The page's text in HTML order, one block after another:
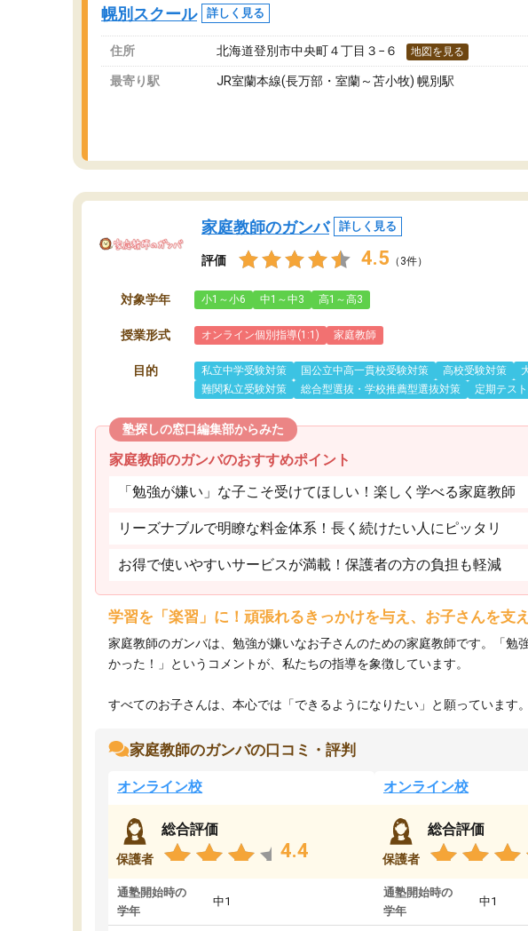
幌別スクール 詳しく見る
住所 北海道登別市中央町４丁目３−６ 地図を見る
最寄り駅 JR室蘭本線(長万部・室蘭～苫小牧) 幌別駅
家庭教師のガンバ 詳しく見る
評価 4.5 （3件）
対象学年 小1～小6 中1～中3 高1～高3
授業形式 オンライン個別指導(1:1) 家庭教師
目的 私立中学受験対策 国公立中高一貫校受験対策 高校受験対策
難関私立受験対策
総合型選抜・学校推薦型選抜対策 定期テス
塾探しの窓口編集部からみた
家庭教師のガンバのおすすめポイント
「勉強が嫌い」な子こそ受けてほしい！楽しく学べる家庭教師
リーズナブルで明瞭な料金体系！長く続けたい人にピッタリ
お得で使いやすいサービスが満載！保護者の方の負担も軽減
学習を「楽習」に！頑張れるきっかけを与え、お子さんを支
家庭教師のガンバは、勉強が嫌いなお子さんのための家庭教師です。「
かった！」というコメントが、私たちの指導を象徴しています。
すべてのお子さんは、本心では「できるようになりたい」と願っています。
家庭教師のガンバの口コミ・評判
オンライン校
保護者
総合評価
4.4
通塾開始時の
学年
中1
オンライン校
保護者
総合評価
通塾開始時の
学年
中1